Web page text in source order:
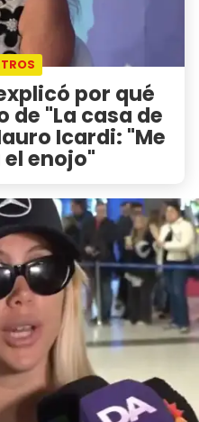
por qué
de "La casa de
Icardi: "Me
enojo"